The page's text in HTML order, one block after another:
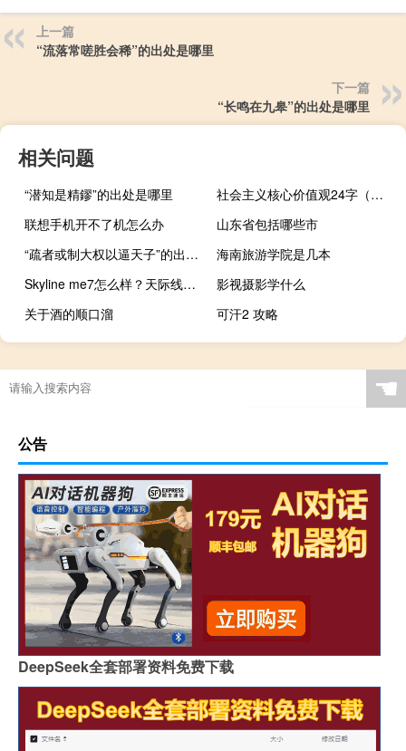
上一篇
“流落常嗟胜会稀”的出处是哪里
下一篇
“长鸣在九皋”的出处是哪里
相关问题
“潜知是精鏐”的出处是哪里
社会主义核心价值观24字（社会主义核心价值观的基本内容）
联想手机开不了机怎么办
山东省包括哪些市
“疏者或制大权以逼天子”的出处是哪里
海南旅游学院是几本
Skyline me7怎么样？天际线ME7价格
影视摄影学什么
关于酒的顺口溜
可汗2 攻略
☚
公告
DeepSeek全套部署资料免费下载